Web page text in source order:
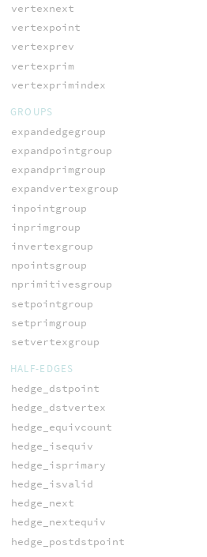
vertexnext
vertexpoint
vertexprev
vertexprim
vertexprimindex
GROUPS
expandedgegroup
expandpointgroup
expandprimgroup
expandvertexgroup
inpointgroup
inprimgroup
invertexgroup
npointsgroup
nprimitivesgroup
setpointgroup
setprimgroup
setvertexgroup
HALF-EDGES
hedge_dstpoint
hedge_dstvertex
hedge_equivcount
hedge_isequiv
hedge_isprimary
hedge_isvalid
hedge_next
hedge_nextequiv
hedge_postdstpoint